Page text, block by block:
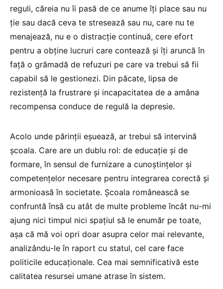
reguli, căreia nu îi pasă de ce anume îți place sau nu
ție sau dacă ceva te stresează sau nu, care nu te
menajează, nu e o distracție continuă, cere efort
pentru a obține lucruri care contează și îți aruncă în
față o grămadă de refuzuri pe care va trebui să fii
capabil să le gestionezi. Din păcate, lipsa de
rezistență la frustrare și incapacitatea de a amâna
recompensa conduce de regulă la depresie.
Acolo unde părinții eșuează, ar trebui să intervină
școala. Care are un dublu rol: de educație și de
formare, în sensul de furnizare a cunoștințelor și
competențelor necesare pentru integrarea corectă și
armonioasă în societate. Școala românească se
confruntă însă cu atât de multe probleme încât nu-mi
ajung nici timpul nici spațiul să le enumăr pe toate,
așa că mă voi opri doar asupra celor mai relevante,
analizându-le în raport cu statul, cel care face
politicile educaționale. Cea mai semnificativă este
calitatea resursei umane atrase în sistem.